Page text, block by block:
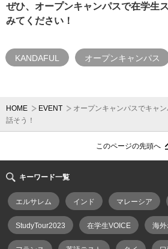
ぜひ、オープンキャンパスで在学生
みてください！
KANDAFUL オープンキャンパス
HOME EVENT
オープンキャンパスでキャ
話そう！
このページの先頭へ
キーワード一覧
エルサレム インド マレーシア
StudyTour2023 在学生VOICE 海